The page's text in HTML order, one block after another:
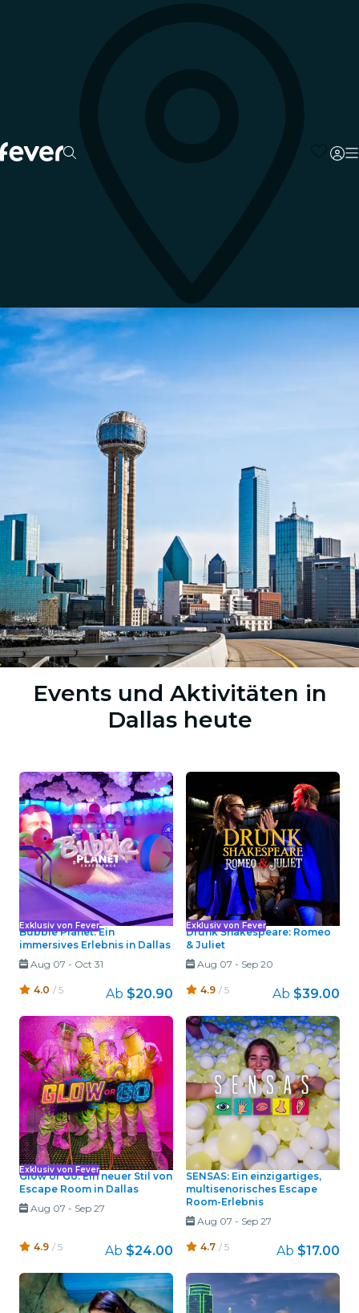
Events und Aktivitäten in
Dallas heute
Exklusiv von Fever
Bubble Planet: Ein
immersives Erlebnis in Dallas
Aug 07 - Oct 31
4.0 / 5 Ab $20.90
Exklusiv von Fever
Drunk Shakespeare: Romeo
& Juliet
Aug 07 - Sep 20
4.9 / 5 Ab $39.00
Exklusiv von Fever
Glow or Go: Ein neuer Stil von
Escape Room in Dallas
Aug 07 - Sep 27
4.9 / 5 Ab $24.00
SENSAS: Ein einzigartiges,
multisenorisches Escape
Room-Erlebnis
Aug 07 - Sep 27
4.7 / 5 Ab $17.00